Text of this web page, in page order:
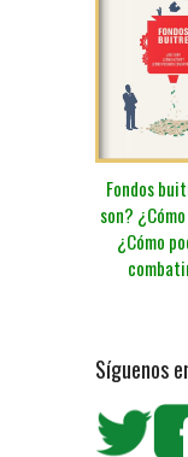
Fondos
son?
¿Cómo
Síguenos